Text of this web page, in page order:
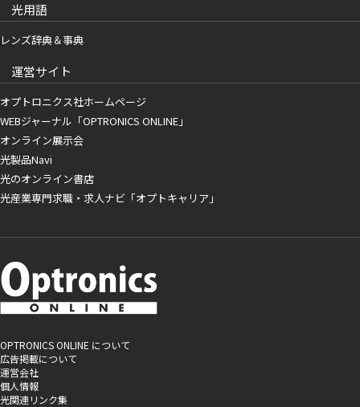
光用語
レンズ辞典＆事典
運営サイト
オプトロニクス社ホームページ
WEBジャーナル「OPTRONICS ONLINE」
オンライン展示会
光製品Navi
光のオンライン書店
光産業専門求職・求人ナビ「オプトキャリア」
OPTRONICS ONLINE について
広告掲載について
運営会社
個人情報
光関連リンク集